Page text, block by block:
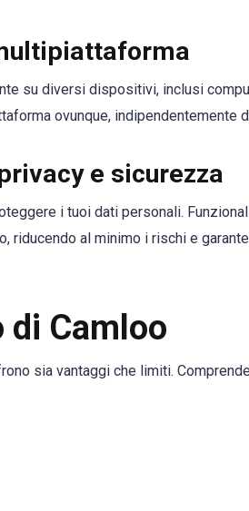
su diversi dispositivi, inclusi
ovunque,
e sicurezza
i tuoi dati personali.
riducendo al minimo i rischi e
di Camloo
sia vantaggi che limiti.